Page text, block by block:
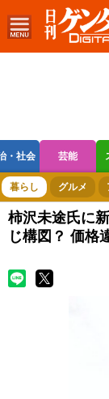
・社会 芸能
ボートレース 競輪
暮らし グルメ
柿沢未途氏に
じ構図？ 価格